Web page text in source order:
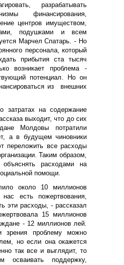
разрабатывать
финансирования,
центров имуществом,
подушками и всем
Марчел Спатарь. - Но
персонала, который
прибытия ста тысяч
возникает проблема -
потенциал. Но он
из внешних
затратах на содержание
выходит, что до сих
Молдовы потратили
а в будущем чиновники
переложить все расходы
Таким образом,
расходами на
помощи.
около 10 миллионов
есть пожертвования,
эти расходы, - рассказал
15 миллионов
- 12 миллионов лей.
зрения проблему можно
но если она окажется
так все и выглядит, то
поддержку,